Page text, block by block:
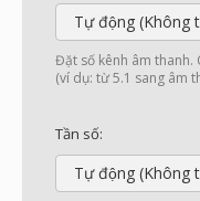
Tự động (Không
Đặt số kênh âm thanh.
(ví dụ: từ 5.1 sang âm
Tần số:
Tự động (Không